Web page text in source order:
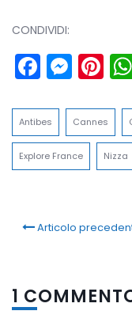
CONDIVIDI:
Antibes Cannes
Explore France Nizza
Articolo
1